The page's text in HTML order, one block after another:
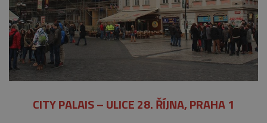
CITY PALAIS – ULICE 28. ŘÍJNA, PRAHA 1